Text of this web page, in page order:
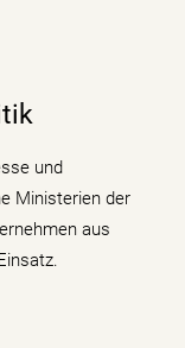
und
Ministerien der
aus
und
indem sie den